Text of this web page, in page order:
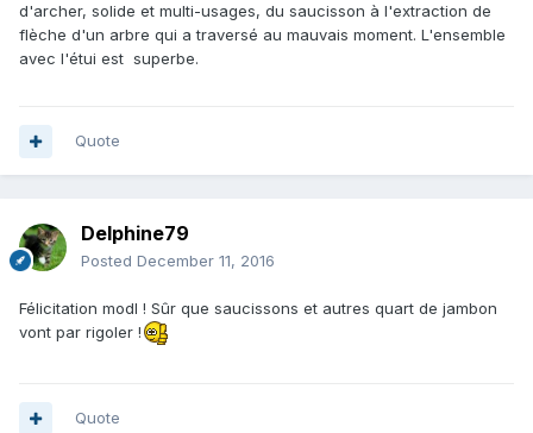
d'archer, solide et multi-usages, du saucisson à l'extraction de
flèche d'un arbre qui a traversé au mauvais moment. L'ensemble
avec l'étui est superbe.
Quote
Delphine79
Posted December 11, 2016
Félicitation modl ! Sûr que saucissons et autres quart de jambon
vont par rigoler !
Quote